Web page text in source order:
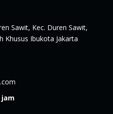
Sawit, Kec. Duren Sawit,
Khusus Ibukota Jakarta
jam